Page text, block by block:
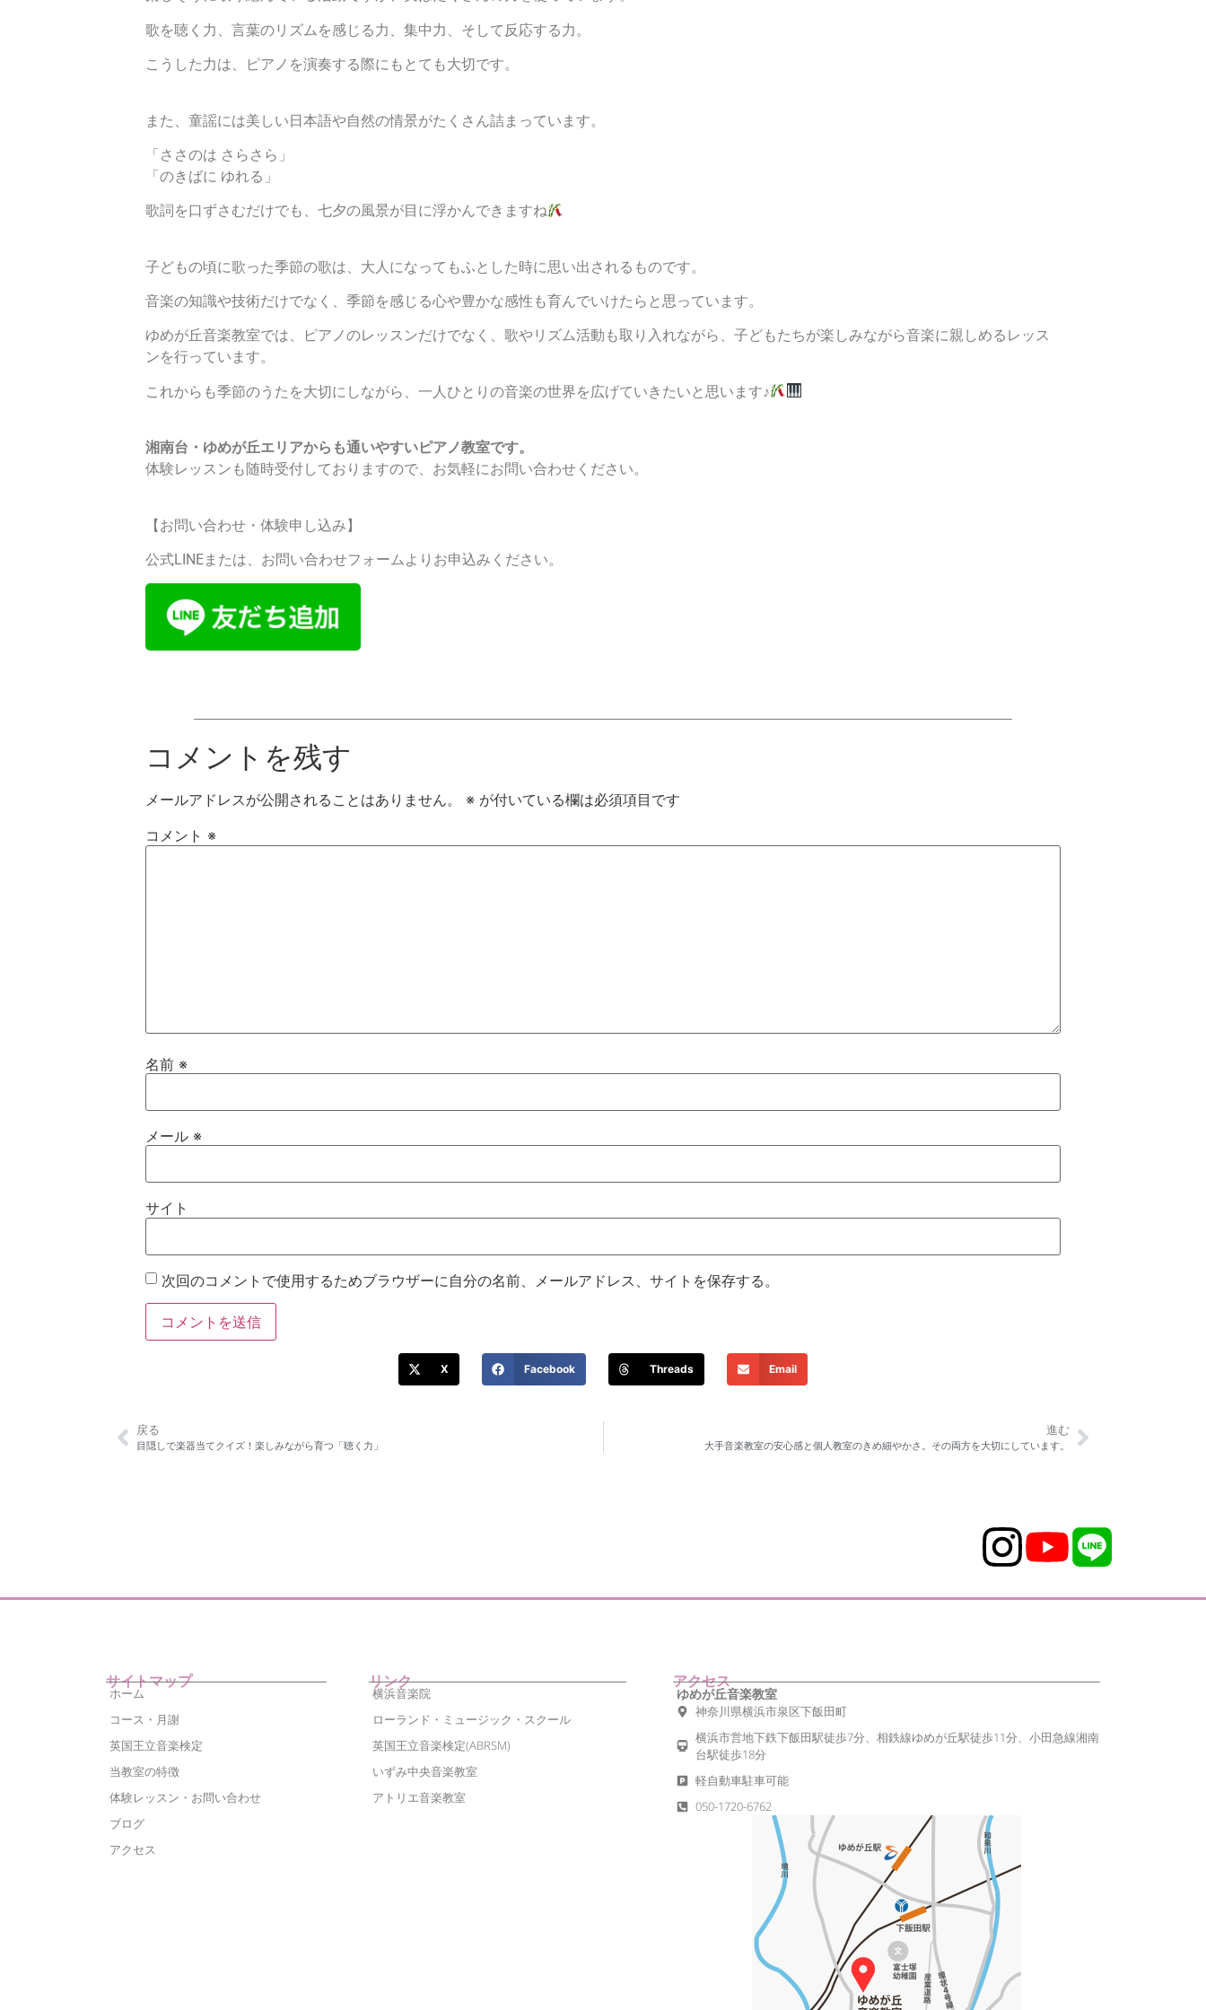
歌を聴く力、言葉のリズムを感じる力、集中力、そして反応する力。
こうした力は、ピアノを演奏する際にもとても大切です。
また、童謡には美しい日本語や自然の情景がたくさん詰まっています。
「ささのは さらさら」
「のきばに ゆれる」
歌詞を口ずさむだけでも、七夕の風景が目に浮かんできますね
子どもの頃に歌った季節の歌は、大人になってもふとした時に思い出されるものです。
音楽の知識や技術だけでなく、季節を感じる心や豊かな感性も育んでいけたらと思っています。
ゆめが丘音楽教室では、ピアノのレッスンだけでなく、歌やリズム活動も取り入れながら、子どもたちが楽しみながら音楽に親しめるレッス
ンを行っています。
これからも季節のうたを大切にしながら、一人ひとりの音楽の世界を広げていきたいと思います♪
湘南台・ゆめが丘エリアからも通いやすいピアノ教室です。
体験レッスンも随時受付しておりますので、お気軽にお問い合わせください。
【お問い合わせ・体験申し込み】
公式LINEまたは、お問い合わせフォームよりお申込みください。
コメントを残す
メールアドレスが公開されることはありません。 ※ が付いている欄は必須項目です
コメント ※
名前 ※
メール ※
サイト
次回のコメントで使用するためブラウザーに自分の名前、メールアドレス、サイトを保存する。
X Facebook Threads Email
戻る
目隠しで楽器当てクイズ！楽しみながら育つ「聴く力」
進む
大手音楽教室の安心感と個人教室のきめ細やかさ。その両方を大切にしています。
サイトマップ
ホーム
コース・月謝
英国王立音楽検定
当教室の特徴
体験レッスン・お問い合わせ
ブログ
アクセス
リンク
横浜音楽院
ローランド・ミュージック・スクール
英国王立音楽検定(ABRSM)
いずみ中央音楽教室
アトリエ音楽教室
アクセス
ゆめが丘音楽教室
神奈川県横浜市泉区下飯田町
横浜市営地下鉄下飯田駅徒歩7分、相鉄線ゆめが丘駅徒歩11分、小田急線湘南
台駅徒歩18分
軽自動車駐車可能
050-1720-6762